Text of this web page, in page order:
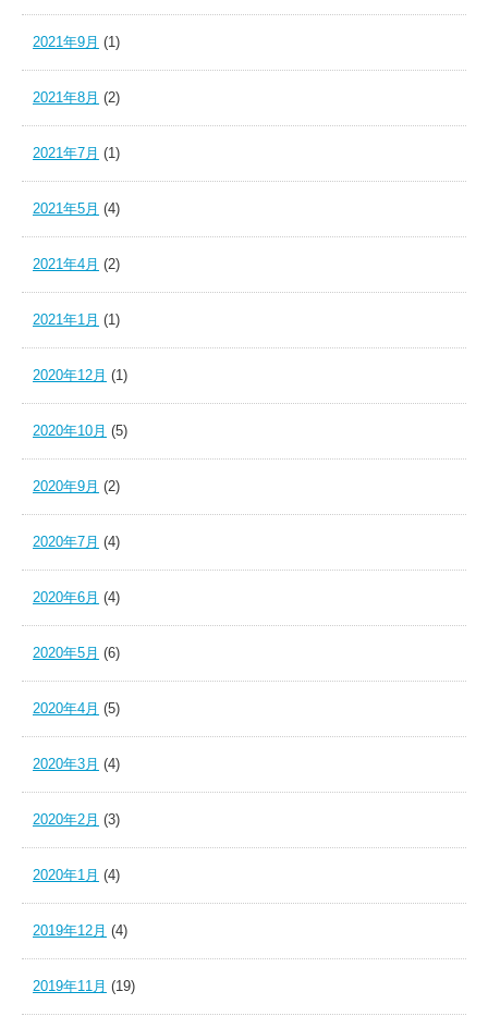
2021年9月 (1)
2021年8月 (2)
2021年7月 (1)
2021年5月 (4)
2021年4月 (2)
2021年1月 (1)
2020年12月 (1)
2020年10月 (5)
2020年9月 (2)
2020年7月 (4)
2020年6月 (4)
2020年5月 (6)
2020年4月 (5)
2020年3月 (4)
2020年2月 (3)
2020年1月 (4)
2019年12月 (4)
2019年11月 (19)